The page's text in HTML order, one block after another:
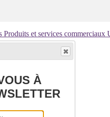
Produits et services commerciaux
À